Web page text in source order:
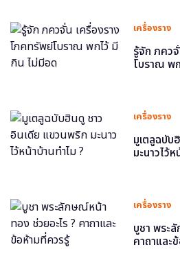
เครื่องราง
รู้จัก ภคว
โบราณ พ
เครื่องราง
มูเตลูฉบับ
มะนาวไว้
เครื่องราง
บูชา พระ
คาถาและ